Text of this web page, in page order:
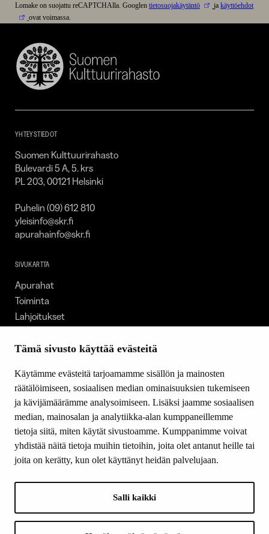
Tämä sivusto käyttää evästeitä
Käytämme evästeitä tarjoamamme sisällön ja mainosten
räätälöimiseen, sosiaalisen median ominaisuuksien tukemiseen
ja kävijämäärämme analysoimiseen. Lisäksi jaamme sosiaalisen
median, mainosalan ja analytiikka-alan kumppaneillemme
tietoja siitä, miten käytät sivustoamme. Kumppanimme voivat
yhdistää näitä tietoja muihin tietoihin, joita olet antanut heille tai
joita on kerätty, kun olet käyttänyt heidän palvelujaan.
Salli kaikki
Lomake on suojattu reCAPTCHAlla. Googlen tietosuojakäytäntö jakäyttöehdot
ovat voimassa.
Suomen
Kulttuurirahasto
YHTEYSTIEDOT
Suomen Kulttuurirahasto
Bulevardi 5 A, 5. krs
PL 203, 00121 Helsinki
Puhelin (09) 612 810
yleisinfo@skr.fi
apurahainfo@skr.fi
SIVUKARTTA
Apurahat
Toiminta
Lahjoitukset
Ajankohtaista
Yhteystiedot
SEURAA MEITÄ
Facebook
Instagram
LinkedIn